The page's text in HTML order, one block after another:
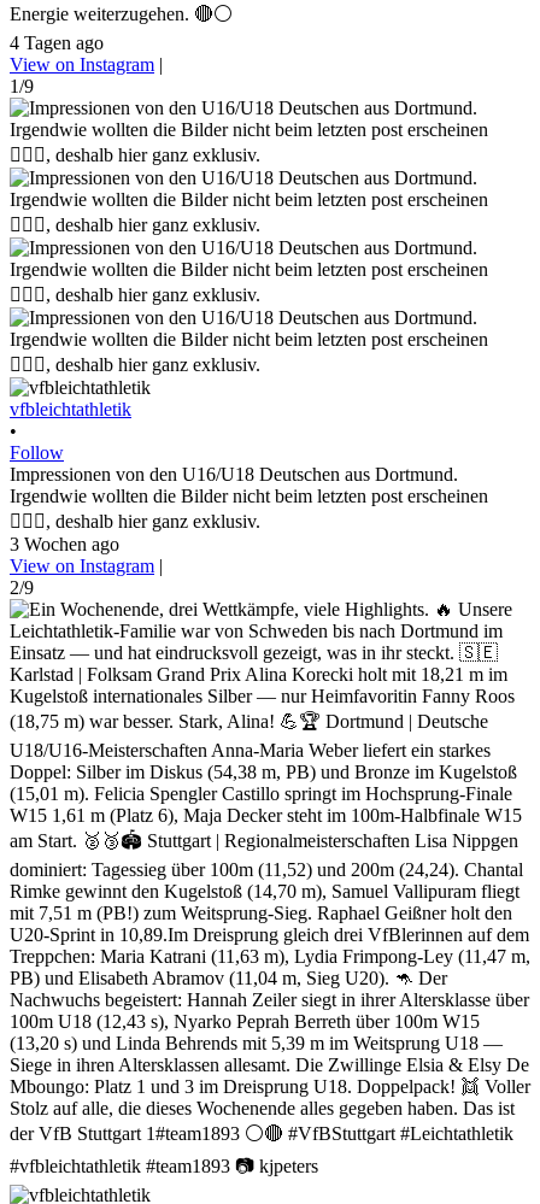
Energie weiterzugehen. 🔴⚪
4 Tagen ago
View on Instagram |
1/9
vfbleichtathletik
•
Follow
Impressionen von den U16/U18 Deutschen aus Dortmund.
Irgendwie wollten die Bilder nicht beim letzten post erscheinen
🤷🏼‍♀️, deshalb hier ganz exklusiv.
3 Wochen ago
View on Instagram |
2/9